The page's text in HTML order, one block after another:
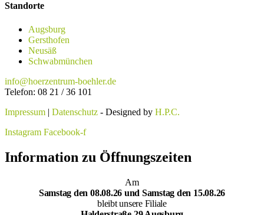
Standorte
Augsburg
Gersthofen
Neusäß
Schwabmünchen
info@hoerzentrum-boehler.de
Telefon: 08 21 / 36 101
Impressum | Datenschutz - Designed by H.P.C.
Instagram Facebook-f
Information zu Öffnungszeiten
Am
Samstag den 08.08.26 und Samstag den 15.08.26
bleibt unsere Filiale